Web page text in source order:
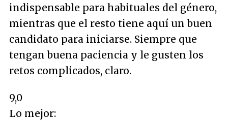
indispensable para habituales del género,
mientras que el resto tiene aquí un buen
candidato para iniciarse. Siempre que
tengan buena paciencia y le gusten los
retos complicados, claro.
9,0
Lo mejor: